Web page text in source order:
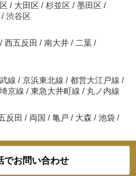
/ 大田区 / 杉並区 / 墨田区 /
/ 渋谷区
/ 西五反田 / 南大井 / 二葉 /
線 / 京浜東北線 / 都営大江戸線 /
埼京線 / 東急大井町線 / 丸ノ内線
反田 / 両国 / 亀戸 / 大森 / 池袋 /
でお問い合わせ